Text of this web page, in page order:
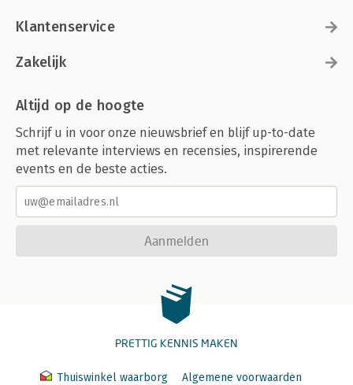
Klantenservice
Zakelijk
Altijd op de hoogte
Schrijf u in voor onze nieuwsbrief en blijf up-to-date
met relevante interviews en recensies, inspirerende
events en de beste acties.
Aanmelden
PRETTIG KENNIS MAKEN
Thuiswinkel waarborg Algemene voorwaarden